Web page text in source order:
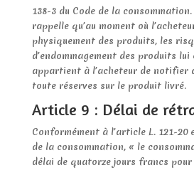
138-3 du Code de la
rappelle qu’au moment où
physiquement des produits, les
d’endommagement des produits
appartient à l’acheteur de notifier
toute réserves sur le produit livré.
Article 9 : Délai de
Conformément à l’article L. 121-20
de la consommation, « le
délai de quatorze jours francs